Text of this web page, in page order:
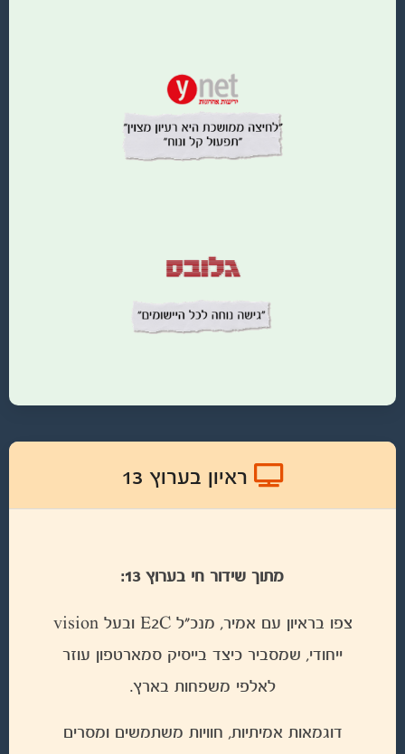
ראיון בערוץ 13
מתוך שידור חי בערוץ 13:
צפו בראיון עם אמיר, מנכ"ל E2C ובעל vision
ייחודי, שמסביר כיצד בייסיק סמארטפון עוזר
לאלפי משפחות בארץ.
דוגמאות אמיתיות, חוויות משתמשים ומסרים